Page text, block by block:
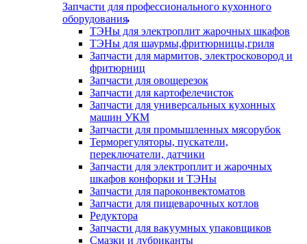
Запчасти для профессионального кухонного
оборудования
ТЭНы для электроплит жарочных шкафов
ТЭНы для шаурмы,фритюрницы,гриля
Запчасти для мармитов, электросковород и
фритюрниц
Запчасти для овощерезок
Запчасти для картофелечисток
Запчасти для универсальных кухонных
машин УКМ
Запчасти для промышленных мясорубок
Терморегуляторы, пускатели,
переключатели, датчики
Запчасти для электроплит и жарочных
шкафов конфорки и ТЭНы
Запчасти для пароконвектоматов
Запчасти для пищеварочных котлов
Редуктора
Запчасти для вакуумных упаковщиков
Смазки и лубриканты